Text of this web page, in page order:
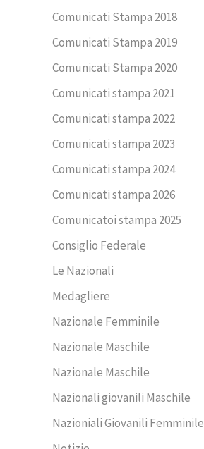
Comunicati Stampa 2018
Comunicati Stampa 2019
Comunicati Stampa 2020
Comunicati stampa 2021
Comunicati stampa 2022
Comunicati stampa 2023
Comunicati stampa 2024
Comunicati stampa 2026
Comunicatoi stampa 2025
Consiglio Federale
Le Nazionali
Medagliere
Nazionale Femminile
Nazionale Maschile
Nazionale Maschile
Nazionali giovanili Maschile
Nazioniali Giovanili Femminile